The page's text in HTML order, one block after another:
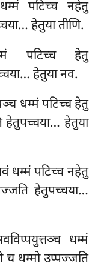
पटिच्च नहेतु
हेतुया तीणि.
पटिच्च हेतु
हेतुया नव.
धम्मं पटिच्च हेतु
हेतुपच्चया… हेतुया
धम्मं पटिच्च नहेतु
हेतुपच्चया…
धम्मं
धम्मो उप्पज्जति